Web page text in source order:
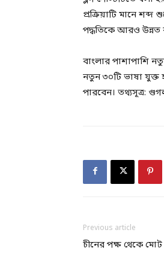
প্রক্রিয়াটি মানে শব্দ
পদ্ধতিকে আরও উন্নত
বাংলার পাশাপাশি
নতুন ৩০টি ভাষা যুক্ত
পারবেন। তথ্যসূত্র:
Previous article
চীনের পক্ষ থেকে